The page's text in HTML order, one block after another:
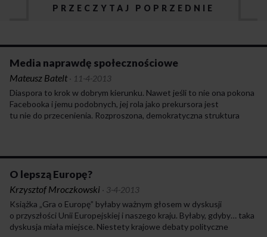
PRZECZYTAJ POPRZEDNIE
Media naprawdę społecznościowe
Mateusz Batelt· 11-4-2013
Diaspora to krok w dobrym kierunku. Nawet jeśli to nie ona pokona
Facebooka i jemu podobnych, jej rola jako prekursora jest
tu nie do przecenienia. Rozproszona, demokratyczna struktura
prywatności. Już teraz korzystają z tego różnego rodzaju służby
inwigilujące nas w imię źle pojętego bezpieczeństwa, a także
podmioty komercyjne, które wciąż tylko kombinują, jak nam coś
wepchnąć.
O lepszą Europę?
Krzysztof Mroczkowski · 3-4-2013
Książka „Gra o Europę” byłaby ważnym głosem w dyskusji
o przyszłości Unii Europejskiej i naszego kraju. Byłaby, gdyby… taka
dyskusja miała miejsce. Niestety krajowe debaty polityczne